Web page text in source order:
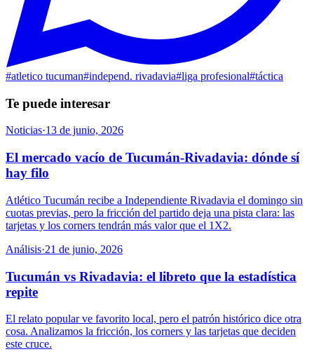
#atletico tucuman#independ. rivadavia#liga profesional#táctica
Te puede interesar
Noticias·13 de junio, 2026
El mercado vacío de Tucumán-Rivadavia: dónde sí
hay filo
Atlético Tucumán recibe a Independiente Rivadavia el domingo sin
cuotas previas, pero la fricción del partido deja una pista clara: las
tarjetas y los corners tendrán más valor que el 1X2.
Análisis·21 de junio, 2026
Tucumán vs Rivadavia: el libreto que la estadística
repite
El relato popular ve favorito local, pero el patrón histórico dice otra
cosa. Analizamos la fricción, los corners y las tarjetas que deciden
este cruce.